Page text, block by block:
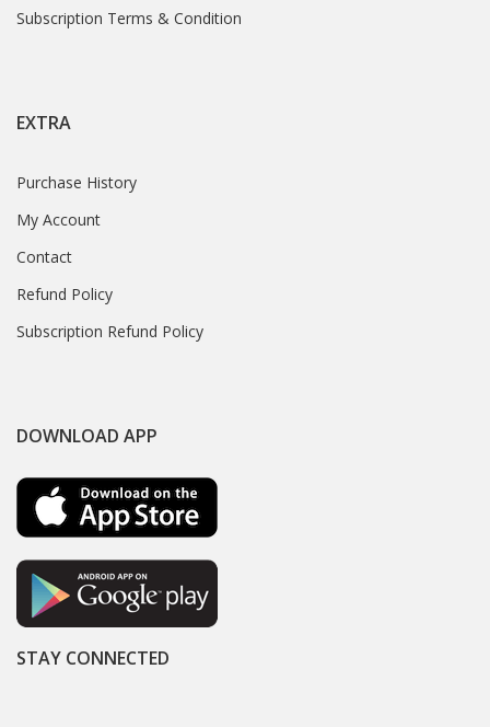
Subscription Terms & Condition
EXTRA
Purchase History
My Account
Contact
Refund Policy
Subscription Refund Policy
DOWNLOAD APP
STAY CONNECTED